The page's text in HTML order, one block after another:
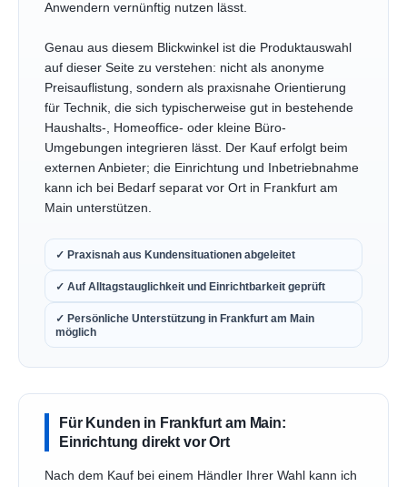
Anwendern vernünftig nutzen lässt.
Genau aus diesem Blickwinkel ist die Produktauswahl
auf dieser Seite zu verstehen: nicht als anonyme
Preisauflistung, sondern als praxisnahe Orientierung
für Technik, die sich typischerweise gut in bestehende
Haushalts-, Homeoffice- oder kleine Büro-
Umgebungen integrieren lässt. Der Kauf erfolgt beim
externen Anbieter; die Einrichtung und Inbetriebnahme
kann ich bei Bedarf separat vor Ort in Frankfurt am
Main unterstützen.
✓ Praxisnah aus Kundensituationen abgeleitet
✓ Auf Alltagstauglichkeit und Einrichtbarkeit geprüft
✓ Persönliche Unterstützung in Frankfurt am Main
möglich
Für Kunden in Frankfurt am Main:
Einrichtung direkt vor Ort
Nach dem Kauf bei einem Händler Ihrer Wahl kann ich